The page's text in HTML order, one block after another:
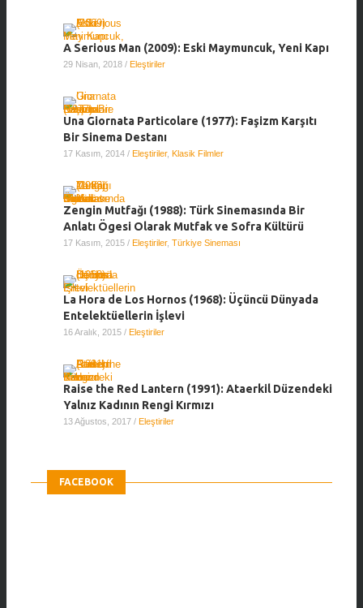
A Serious Man (2009): Eski Maymuncuk, Yeni Kapı
29 Nisan, 2018 / Eleştiriler
Una Giornata Particolare (1977): Faşizm Karşıtı
Bir Sinema Destanı
17 Kasım, 2014 / Eleştiriler, Klasik Filmler
Zengin Mutfağı (1988): Türk Sinemasında Bir
Anlatı Ögesi Olarak Mutfak ve Sofra Kültürü
17 Kasım, 2015 / Eleştiriler, Türkiye Sineması
La Hora de Los Hornos (1968): Üçüncü Dünyada
Entelektüellerin İşlevi
16 Aralık, 2015 / Eleştiriler
Raise the Red Lantern (1991): Ataerkil Düzendeki
Yalnız Kadının Rengi Kırmızı
13 Ağustos, 2017 / Eleştiriler
FACEBOOK